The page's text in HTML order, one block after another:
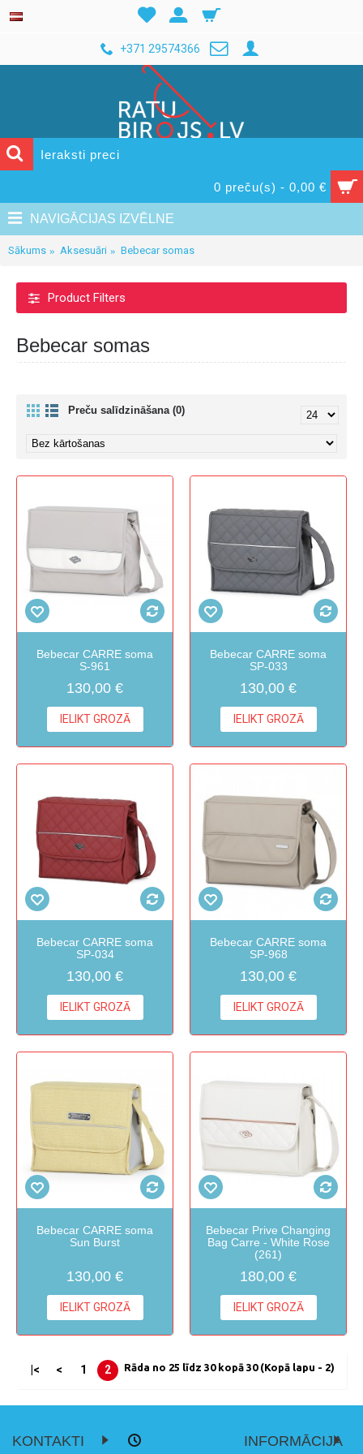
+371 29574366
0 preču(s) - 0,00 €
NAVIGĀCIJAS IZVĒLNE
Sākums Aksesuāri Bebecar somas
Product Filters
Bebecar somas
Preču salīdzināšana (0)
Bebecar CARRE soma
S-961
130,00 €
IELIKT GROZĀ
Bebecar CARRE soma
SP-033
130,00 €
IELIKT GROZĀ
Bebecar CARRE soma
SP-034
130,00 €
IELIKT GROZĀ
Bebecar CARRE soma
SP-968
130,00 €
IELIKT GROZĀ
Bebecar CARRE soma
Sun Burst
130,00 €
IELIKT GROZĀ
Bebecar Prive Changing
Bag Carre - White Rose
(261)
180,00 €
IELIKT GROZĀ
|< < 1 2 Rāda no 25 līdz 30 kopā 30 (Kopā lapu - 2)
KONTAKTI INFORMĀCIJA